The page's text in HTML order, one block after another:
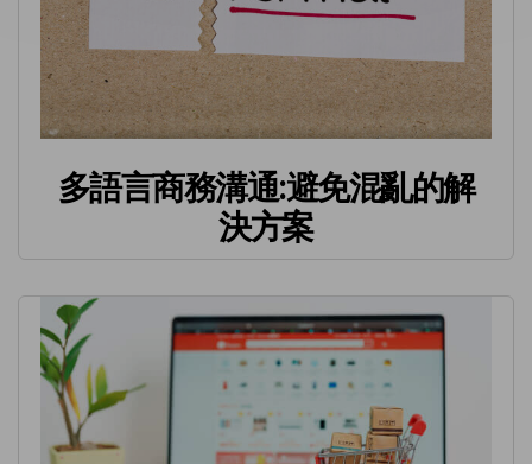
多語言商務溝通:避免混亂的解
決方案